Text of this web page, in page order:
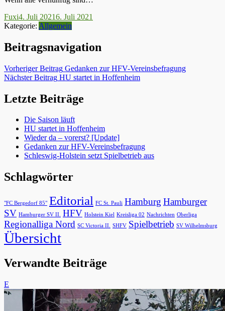
Fuxi4. Juli 20216. Juli 2021
Kategorie: Allgemein
Beitragsnavigation
Vorheriger Beitrag Gedanken zur HFV-Vereinsbefragung
Nächster Beitrag HU startet in Hoffenheim
Letzte Beiträge
Die Saison läuft
HU startet in Hoffenheim
Wieder da – vorerst? [Update]
Gedanken zur HFV-Vereinsbefragung
Schleswig-Holstein setzt Spielbetrieb aus
Schlagwörter
"FC Bergedorf 85" Editorial FC St. Pauli Hamburg Hamburger
SV Hamburger SV II. HFV Holstein Kiel Kreisliga 02 Nachrichten Oberliga
Regionalliga Nord SC Victoria II. SHFV Spielbetrieb SV Wilhelmsburg
Übersicht
Verwandte Beiträge
E